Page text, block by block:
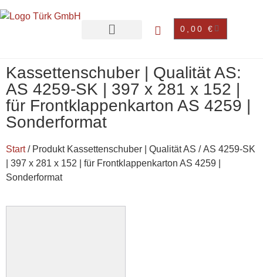
0,00 €
Kassettenschuber | Qualität AS:
AS 4259-SK | 397 x 281 x 152 |
für Frontklappenkarton AS 4259 |
Sonderformat
Start/ Produkt Kassettenschuber | Qualität AS / AS 4259-SK
| 397 x 281 x 152 | für Frontklappenkarton AS 4259 |
Sonderformat